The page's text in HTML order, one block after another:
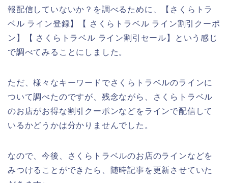
報配信していないか？を調べるために、【さくらトラ
ベル ライン登録】【 さくらトラベル ライン割引クーポ
ン】【 さくらトラベル ライン割引セール】という感じ
で調べてみることにしました。
ただ、様々なキーワードでさくらトラベルのラインに
ついて調べたのですが、残念ながら、さくらトラベル
のお店がお得な割引クーポンなどをラインで配信して
いるかどうかは分かりませんでした。
なので、今後、さくらトラベルのお店のラインなどを
みつけることができたら、随時記事を更新させていた